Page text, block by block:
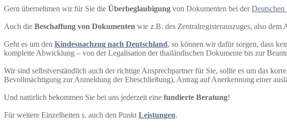
Gern übernehmen wir für Sie die Überbeglaubigung von Dokumenten bei der
Auch die Beschaffung von Dokumenten wie z.B. des Zentralregisterauszuges, also
Geht es um den Kindesnachzug nach Deutschland, so können wir dafür sorgen, dass
komplette Abwicklung – von der Legalisation der thailändischen Dokumente bis zur
Wir sind selbstverständlich auch der richtige Ansprechpartner für Sie, sollte es um das
Bevollmächtigung zur Anmeldung der Eheschließung), Antrag auf Anerkennung einer
Und natürlich bekommen Sie bei uns jederzeit eine fundierte Beratung!
Für weitere Einzelheiten s. auch den Punkt Leistungen.